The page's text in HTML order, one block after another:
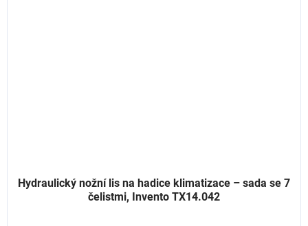
Hydraulický nožní lis na hadice klimatizace – sada se 7
čelistmi, Invento TX14.042